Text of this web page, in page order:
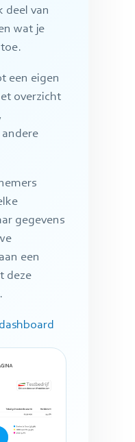
deel van
wat je
een eigen
overzicht
gegevens
een
deze